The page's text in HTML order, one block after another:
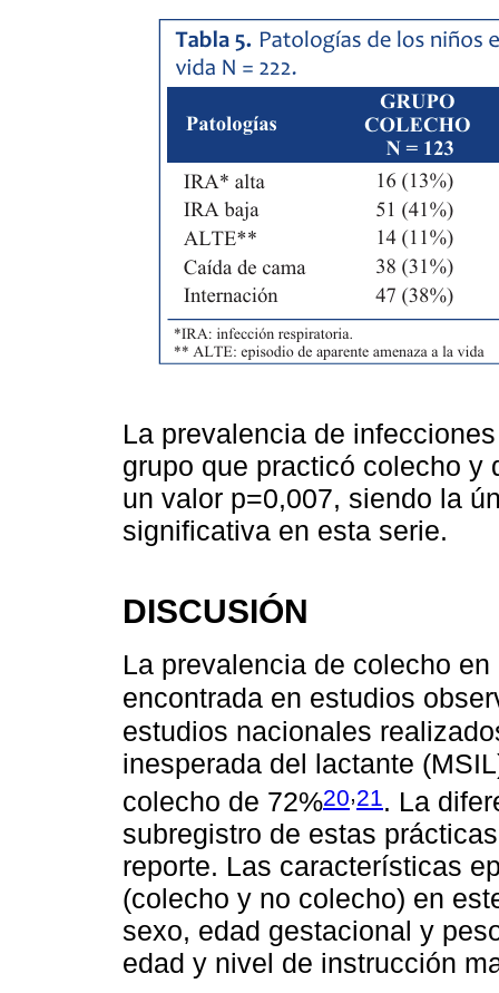
La prevalencia de
grupo que practicó colecho y
un valor p=0,007, siendo la
significativa en esta serie.
DISCUSIÓN
La prevalencia de colecho
encontrada en estudios
estudios nacionales
inesperada del lactante
colecho de 72%20,21. La
subregistro de estas
reporte. Las características
(colecho y no colecho) en
sexo, edad gestacional y
edad y nivel de instrucción